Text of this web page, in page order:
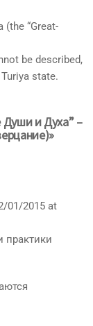
(the “Great-
be described,
state.
Души и Духа” –
01/2015 at
практики